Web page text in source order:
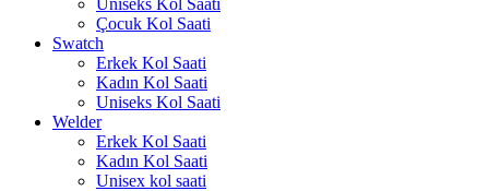
Çocuk Kol Saati
Swatch
Erkek Kol Saati
Kadın Kol Saati
Uniseks Kol Saati
Welder
Erkek Kol Saati
Kadın Kol Saati
Unisex kol saati